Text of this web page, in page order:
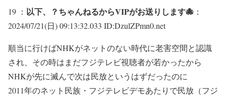
19 ： 以下、？ちゃんねるからVIPがお送りします🐙 ：
2024/07/21(日) 09:13:32.033 ID:DzulZPmn0.net
順当に行けばNHKがネットのない時代に老害空間と認識
され、その時はまだフジテレビ視聴者が若かったから
NHKが先に滅んで次は民放というはずだったのに
2011年のネット民族・フジテレビデモあたりで民放（フジ